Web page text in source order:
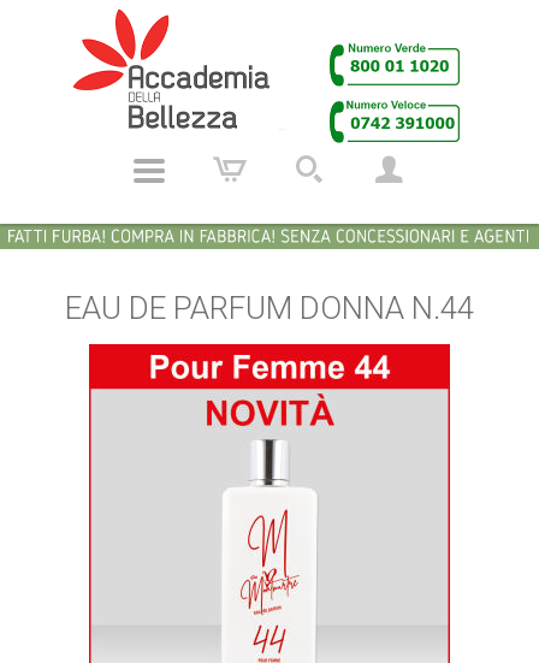
EAU DE PARFUM DONNA N.44